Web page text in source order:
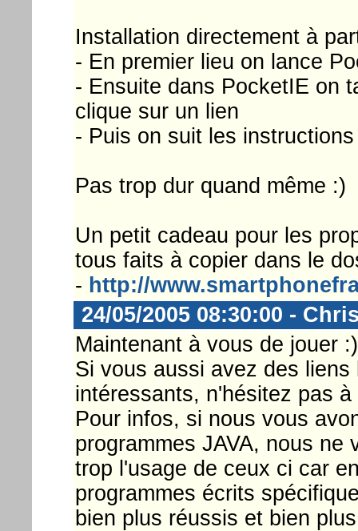
Installation directement à
- En premier lieu on lance
- Ensuite dans PocketIE on
clique sur un lien
- Puis on suit les
Pas trop dur quand même :)
Un petit cadeau pour les
tous faits à copier dans le
- http://
24/05/2005 08:30:00 -
Maintenant à vous de jouer :)
Si vous aussi avez des liens
intéressants, n'hésitez pas
Pour infos, si nous vous
programmes JAVA, nous ne
trop l'usage de ceux ci car
programmes écrits
bien plus réussis et bien